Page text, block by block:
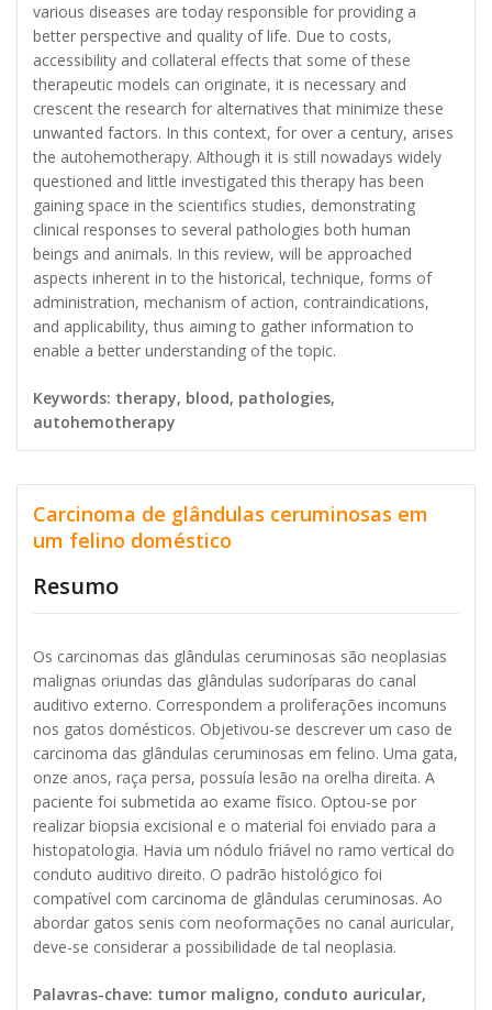
various diseases are today responsible for providing a
better perspective and quality of life. Due to costs,
accessibility and collateral effects that some of these
therapeutic models can originate, it is necessary and
crescent the research for alternatives that minimize these
unwanted factors. In this context, for over a century, arises
the autohemotherapy. Although it is still nowadays widely
questioned and little investigated this therapy has been
gaining space in the scientifics studies, demonstrating
clinical responses to several pathologies both human
beings and animals. In this review, will be approached
aspects inherent in to the historical, technique, forms of
administration, mechanism of action, contraindications,
and applicability, thus aiming to gather information to
enable a better understanding of the topic.
Keywords: therapy, blood, pathologies,
autohemotherapy
Carcinoma de glândulas ceruminosas em
um felino doméstico
Resumo
Os carcinomas das glândulas ceruminosas são neoplasias
malignas oriundas das glândulas sudoríparas do canal
auditivo externo. Correspondem a proliferações incomuns
nos gatos domésticos. Objetivou-se descrever um caso de
carcinoma das glândulas ceruminosas em felino. Uma gata,
onze anos, raça persa, possuía lesão na orelha direita. A
paciente foi submetida ao exame físico. Optou-se por
realizar biopsia excisional e o material foi enviado para a
histopatologia. Havia um nódulo friável no ramo vertical do
conduto auditivo direito. O padrão histológico foi
compatível com carcinoma de glândulas ceruminosas. Ao
abordar gatos senis com neoformações no canal auricular,
deve-se considerar a possibilidade de tal neoplasia.
Palavras-chave: tumor maligno, conduto auricular,